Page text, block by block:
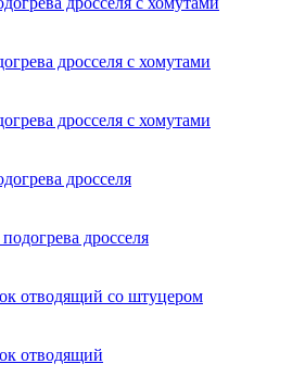
дросселя с хомутами
дросселя с хомутами
дросселя
дросселя
отводящий со штуцером
отводящий